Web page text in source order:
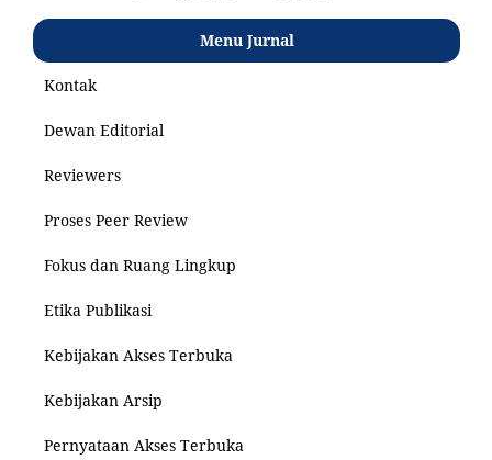
Menu Jurnal
Kontak
Dewan Editorial
Reviewers
Proses Peer Review
Fokus dan Ruang Lingkup
Etika Publikasi
Kebijakan Akses Terbuka
Kebijakan Arsip
Pernyataan Akses Terbuka